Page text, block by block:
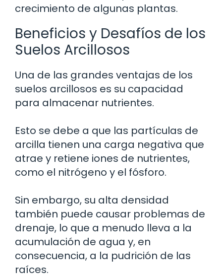
crecimiento de algunas plantas.
Beneficios y Desafíos de los
Suelos Arcillosos
Una de las grandes ventajas de los
suelos arcillosos es su capacidad
para almacenar nutrientes.
Esto se debe a que las partículas de
arcilla tienen una carga negativa que
atrae y retiene iones de nutrientes,
como el nitrógeno y el fósforo.
Sin embargo, su alta densidad
también puede causar problemas de
drenaje, lo que a menudo lleva a la
acumulación de agua y, en
consecuencia, a la pudrición de las
raíces.